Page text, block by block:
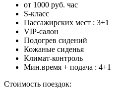
от 1000 руб. час
S-класс
Пассажирских мест : 3+1
VIP-салон
Подогрев сидений
Кожаные сиденья
Климат-контроль
Мин.время + подача : 4+1
Стоимость поездок: